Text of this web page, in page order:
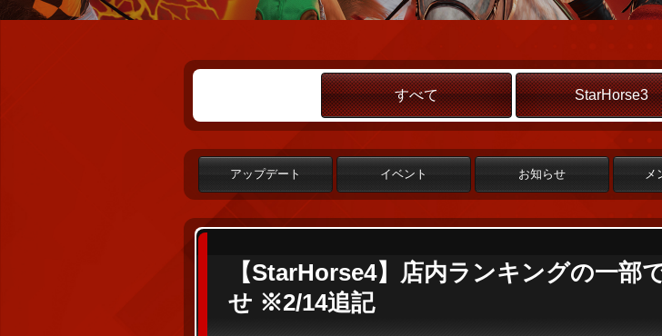
すべて StarHorse3
アップデート イベント お知らせ メ
【StarHorse4】店内ランキングの一部
せ ※2/14追記